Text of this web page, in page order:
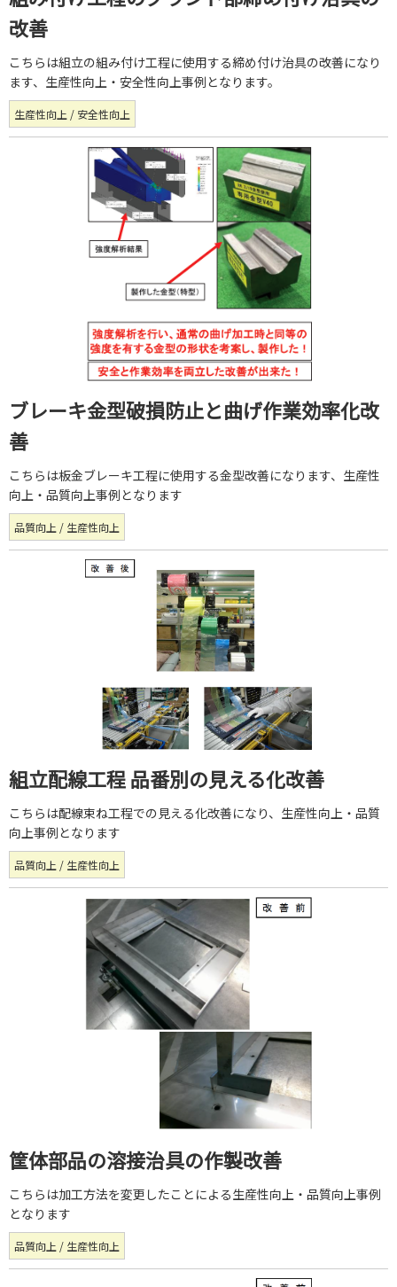
改善
こちらは組立の組み付け工程に使用する締め付け治具の改善になり
ます、生産性向上・安全性向上事例となります。
生産性向上 / 安全性向上
ブレーキ金型破損防止と曲げ作業効率化改
善
こちらは板金ブレーキ工程に使用する金型改善になります、生産性
向上・品質向上事例となります
品質向上 / 生産性向上
組立配線工程 品番別の見える化改善
こちらは配線束ね工程での見える化改善になり、生産性向上・品質
向上事例となります
品質向上 / 生産性向上
筐体部品の溶接治具の作製改善
こちらは加工方法を変更したことによる生産性向上・品質向上事例
となります
品質向上 / 生産性向上